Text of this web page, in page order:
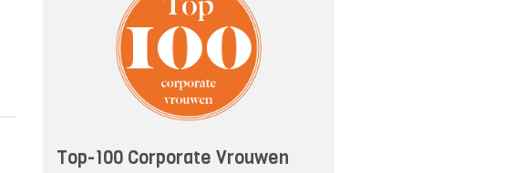
Top-100 Corporate Vrouwen